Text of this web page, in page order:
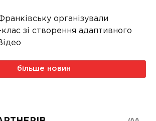
організували
зі створення адаптивного
більше новин